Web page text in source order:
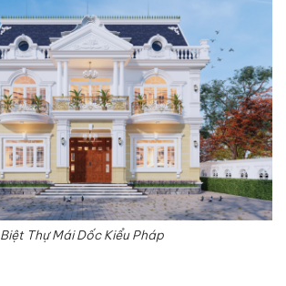
Biệt Thự Mái Dốc Kiểu Pháp